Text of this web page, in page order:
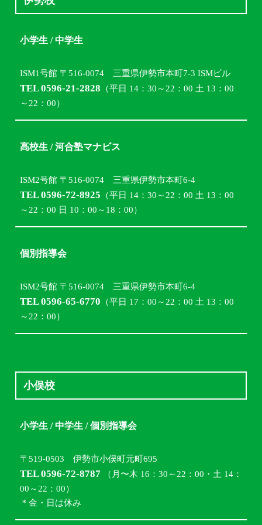
小学生 / 中学生
ISM1号館 〒516-0074 三重県伊勢市本町7-3 ISMビル
TEL 0596-21-2828 （平日 14：30～22：00 土 13：00
～22：00）
高校生 / 河合塾マナビス
ISM2号館 〒516-0074 三重県伊勢市本町6-4
TEL 0596-72-8925 （平日 14：30～22：00 土 13：00
～22：00 日 10：00～18：00）
個別指導会
ISM2号館 〒516-0074 三重県伊勢市本町6-4
TEL 0596-65-6770 （平日 17：00～22：00 土 13：00
～22：00）
小俣校
小学生 / 中学生 / 個別指導会
〒519-0503 伊勢市小俣町元町695
TEL 0596-72-8787 （月〜木 16：30～22：00・土 14：
00～22：00）
＊金・日は休み